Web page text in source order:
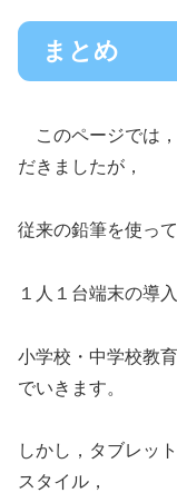
まとめ
このページでは
だきましたが，
従来の鉛筆を使っ
１人１台端末の導
小学校・中学校教
でいきます。
しかし，タブレッ
スタイル，